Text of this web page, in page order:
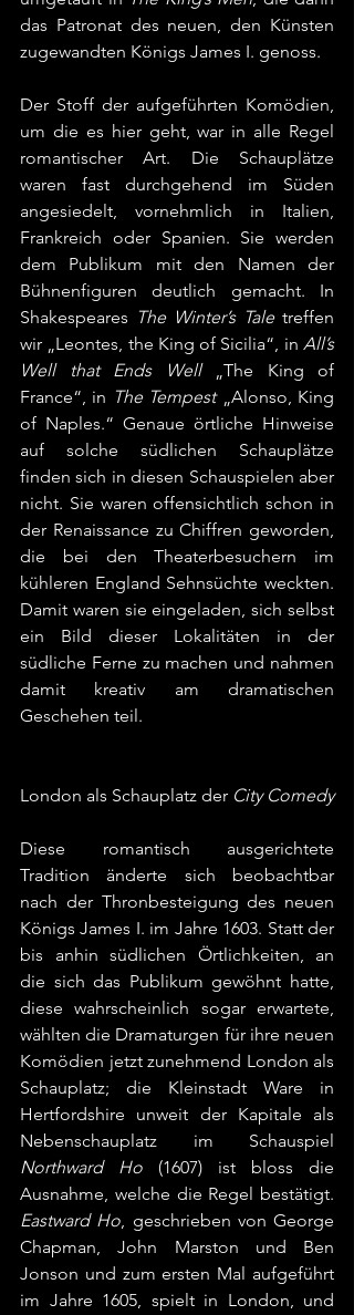
das Patronat des neuen, den Künsten
zugewandten Königs James I. genoss.
Der Stoff der aufgeführten Komödien,
um die es hier geht, war in alle Regel
romantischer Art. Die Schauplätze
waren fast durchgehend im Süden
angesiedelt, vornehmlich in Italien,
Frankreich oder Spanien. Sie werden
dem Publikum mit den Namen der
Bühnenfiguren deutlich gemacht. In
Shakespeares The Winter’s Tale treffen
wir „Leontes, the King of Sicilia“, in All’s
Well that Ends Well „The King of
France“, in The Tempest „Alonso, King
of Naples.“ Genaue örtliche Hinweise
auf solche südlichen Schauplätze
finden sich in diesen Schauspielen aber
nicht. Sie waren offensichtlich schon in
der Renaissance zu Chiffren geworden,
die bei den Theaterbesuchern im
kühleren England Sehnsüchte weckten.
Damit waren sie eingeladen, sich selbst
ein Bild dieser Lokalitäten in der
südliche Ferne zu machen und nahmen
damit kreativ am dramatischen
Geschehen teil.
London als Schauplatz der City Comedy
Diese romantisch ausgerichtete
Tradition änderte sich beobachtbar
nach der Thronbesteigung des neuen
Königs James I. im Jahre 1603. Statt der
bis anhin südlichen Örtlichkeiten, an
die sich das Publikum gewöhnt hatte,
diese wahrscheinlich sogar erwartete,
wählten die Dramaturgen für ihre neuen
Komödien jetzt zunehmend London als
Schauplatz; die Kleinstadt Ware in
Hertfordshire unweit der Kapitale als
Northward Ho (1607) ist bloss die
Eastward Ho, geschrieben von George
Chapman, John Marston und Ben
Jonson und zum ersten Mal aufgeführt
im Jahre 1605, spielt in London, und